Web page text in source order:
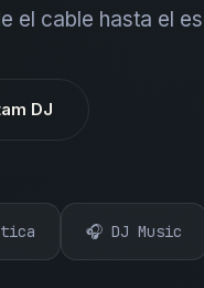
el cable hasta el
DJ
🎧 DJ Music